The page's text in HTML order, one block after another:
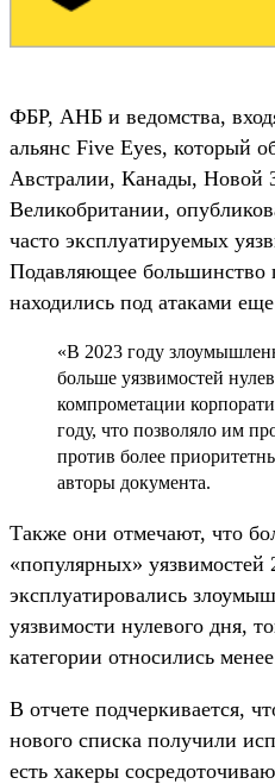
ФБР, АНБ и ведомства,
альянс Five Eyes, который
Австралии, Канады,
Великобритании,
часто эксплуатируемых
Подавляющее большинство
находились под атаками
«В 2023 году
больше уязвимостей
компрометации
году, что позволяло им
против более
авторы документа.
Также они отмечают, что
«популярных» уязвимостей
эксплуатировались
уязвимости нулевого дня,
категории относились
В отчете подчеркивается,
нового списка получили
есть хакеры